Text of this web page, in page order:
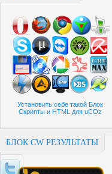
Установить себе такой Блок
Скрипты и HTML для uCOz
БЛОК CW РЕЗУЛЬТАТЫ